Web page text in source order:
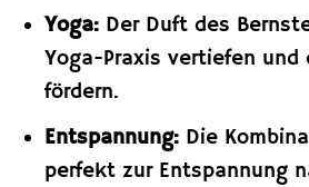
Yoga:Der Duft des
Yoga-Praxis vertiefen und
fördern.
Entspannung:Die
perfekt zur Entspannung